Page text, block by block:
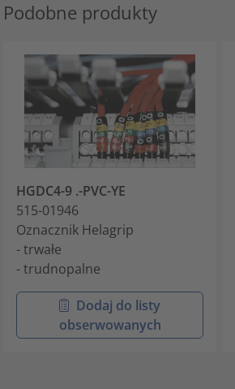
Podobne produkty
HGDC4-9 .-PVC-YE
515-01946
Oznacznik Helagrip
- trwałe
- trudnopalne
Dodaj do listy
obserwowanych